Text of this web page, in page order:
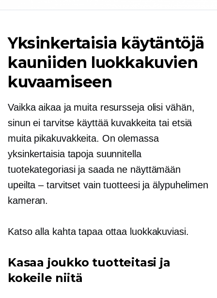
Yksinkertaisia ​​käytäntöjä
kauniiden luokkakuvien
kuvaamiseen
Vaikka aikaa ja muita resursseja olisi vähän,
sinun ei tarvitse käyttää kuvakkeita tai etsiä
muita pikakuvakkeita. On olemassa
yksinkertaisia ​​tapoja suunnitella
tuotekategoriasi ja saada ne näyttämään
upeilta – tarvitset vain tuotteesi ja älypuhelimen
kameran.
Katso alla kahta tapaa ottaa luokkakuviasi.
Kasaa joukko tuotteitasi ja
kokeile niitä